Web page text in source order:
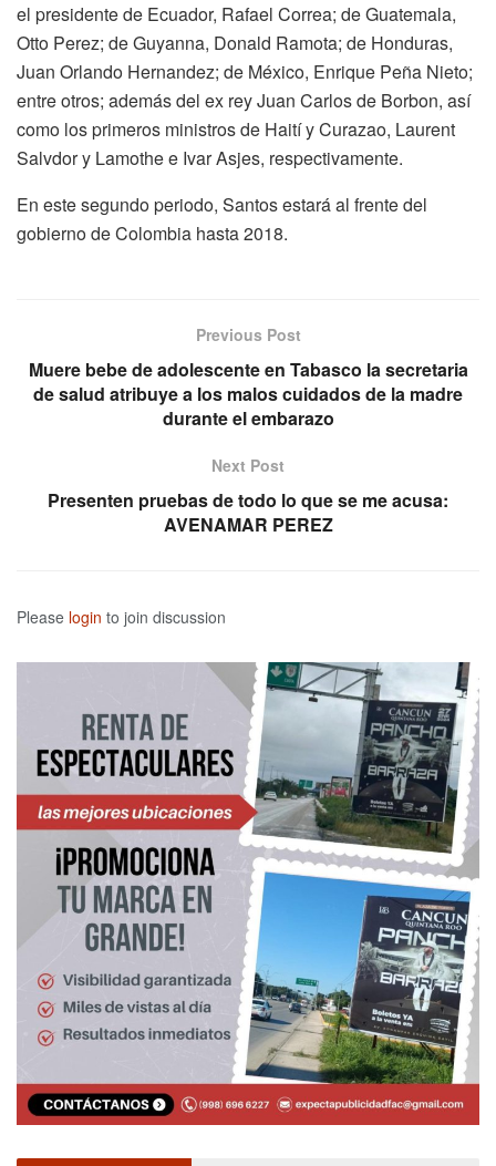
el presidente de Ecuador, Rafael Correa; de Guatemala,
Otto Perez; de Guyanna, Donald Ramota; de Honduras,
Juan Orlando Hernandez; de México, Enrique Peña Nieto;
entre otros; además del ex rey Juan Carlos de Borbon, así
como los primeros ministros de Haití y Curazao, Laurent
Salvdor y Lamothe e Ivar Asjes, respectivamente.
En este segundo periodo, Santos estará al frente del
gobierno de Colombia hasta 2018.
Previous Post
Muere bebe de adolescente en Tabasco la secretaria
de salud atribuye a los malos cuidados de la madre
durante el embarazo
Next Post
Presenten pruebas de todo lo que se me acusa:
AVENAMAR PEREZ
Please login to join discussion